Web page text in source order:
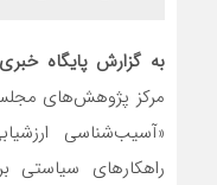
به گزارش پایگاه
مرکز پژوهش‌های
«آسیب‌شناسی
راهکارهای سیاستی